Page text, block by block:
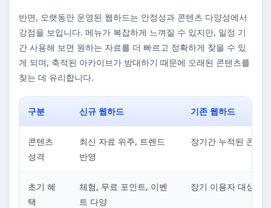
반면, 오랫동안 운영된 웹하드는 안정성과 콘텐츠 다양성에서
강점을 보입니다. 메뉴가 복잡하게 느껴질 수 있지만, 일정 기
간 사용해 보면 원하는 자료를 더 빠르고 정확하게 찾을 수 있
게 되며, 축적된 아카이브가 방대하기 때문에 오래된 콘텐츠를
찾는 데 유리합니다.
구분 신규 웹하드 기존 웹하드
콘텐츠
성격
최신 자료 위주, 트렌드
반영
장기간 누적된 콘텐
초기 혜
택
체험, 무료 포인트, 이벤
트 다양
장기 이용자 대상 혜